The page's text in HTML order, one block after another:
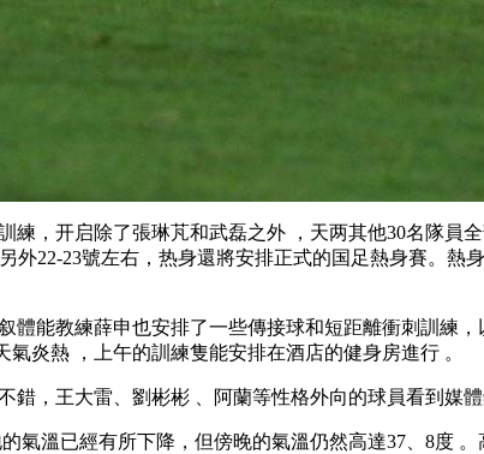
，开启除了張琳芃和武磊之外 ，天两其他30名隊員全
外22-23號左右，热身還將安排正式的国足熱身賽
體能教練薛申也安排了一些傳接球和短距離衝刺訓練，
炎熱  ，上午的訓練隻能安排在酒店的健身房進行 。
，王大雷、劉彬彬 、阿蘭等性格外向的球員看到媒體鏡
溫已經有所下降 ，但傍晚的氣溫仍然高達37、8度 。